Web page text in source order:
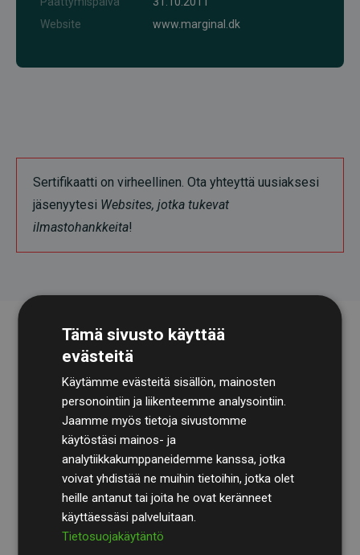
Website
www.marginal.dk
Sertifikaatti on virheellinen. Ota yhteyttä uusiaksesi
jäsenyytesi Websites, jotka tukevat
ilmastohankkeita!
TilintarkastusyhtiöBDOkäy säännöllisesti läpi
laskelmamme ja menetelmämme varmistaakseen
läpinäkyvyyden ja luotettavuuden.
Heidän tarkastuksensa osoittavat, että investoinnit
ilmastohankkeisiin kompensoivat keskimäärin
Tämä sivusto käyttää
evästeitä
Käytämme evästeitä sisällön, mainosten
personointiin ja liikenteemme analysointiin.
Jaamme myös tietoja sivustomme
käytöstäsi mainos- ja
analytiikkakumppaneidemme kanssa, jotka
voivat yhdistää ne muihin tietoihin, jotka olet
heille antanut tai joita he ovat keränneet
käyttäessäsi palveluitaan.
Tietosuojakäytäntö